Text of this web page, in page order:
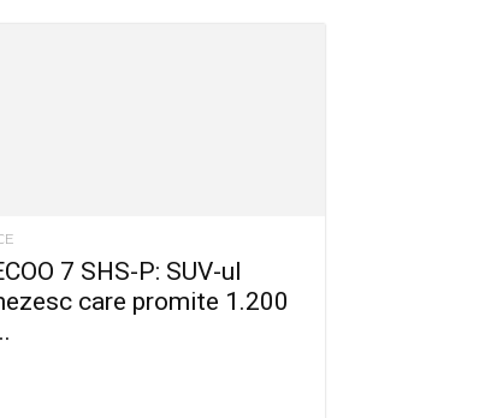
7 SHS-P: SUV-ul
care promite 1.200